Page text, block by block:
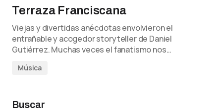
Terraza Franciscana
Viejas y divertidas anécdotas envolvieron el
entrañable y acogedor storyteller de Daniel
Gutiérrez. Muchas veces el fanatismo nos…
Música
Buscar